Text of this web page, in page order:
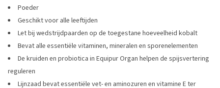
Poeder
Geschikt voor alle leeftijden
Let bij wedstrijdpaarden op de toegestane hoeveelheid kobalt
Bevat alle essentiële vitaminen, mineralen en sporenelementen
De kruiden en probiotica in Equipur Organ helpen de spijsvertering
reguleren
Lijnzaad bevat essentiële vet- en aminozuren en vitamine E ter